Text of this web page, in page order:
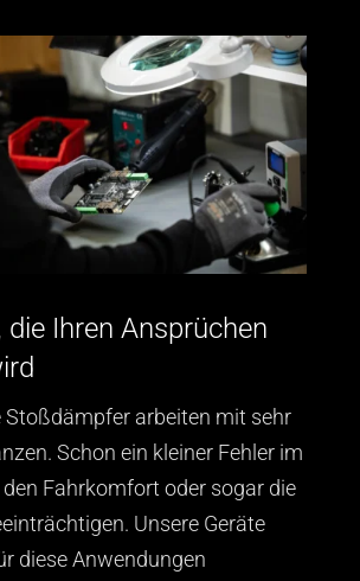
die Ihren Ansprüchen
Stoßdämpfer arbeiten mit sehr
Schon ein kleiner Fehler im
Fahrkomfort oder sogar die
Unsere Geräte
diese Anwendungen